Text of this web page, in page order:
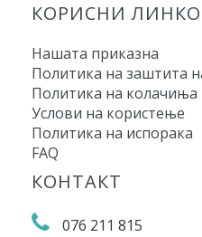
КОРИСНИ
Нашата приказна
Политика на заштита
Политика на колачиња
Услови на користење
Политика на испорака
FAQ
КОНТАКТ
076 211 815